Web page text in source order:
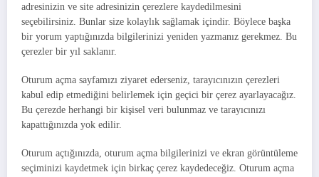
adresinizin ve site adresinizin çerezlere kaydedilmesini
seçebilirsiniz. Bunlar size kolaylık sağlamak içindir. Böylece başka
bir yorum yaptığınızda bilgilerinizi yeniden yazmanız gerekmez. Bu
çerezler bir yıl saklanır.
Oturum açma sayfamızı ziyaret ederseniz, tarayıcınızın çerezleri
kabul edip etmediğini belirlemek için geçici bir çerez ayarlayacağız.
Bu çerezde herhangi bir kişisel veri bulunmaz ve tarayıcınızı
kapattığınızda yok edilir.
Oturum açtığınızda, oturum açma bilgilerinizi ve ekran görüntüleme
seçiminizi kaydetmek için birkaç çerez kaydedeceğiz. Oturum açma